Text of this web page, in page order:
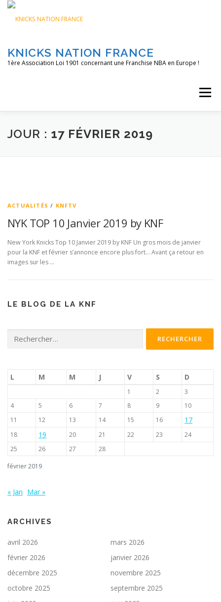
Aller
contenu
KNICKS NATION FRANCE
1ère Association Loi 1901 concernant une Franchise NBA en Europe !
Menu
ACCUEIL NOS ACTIONS BLOG
JOUR : 17 FÉVRIER 2019
ACTUALITÉS / KNFTV
NYK TOP 10 Janvier 2019 by KNF
New York Knicks Top 10 Janvier 2019 by KNF Un gros mois de janvier
pour la KNF et février s’annonce encore plus fort… Avant ça retour en
images sur les …
LE BLOG DE LA KNF
février 2019
L M M J V S D
1 2
3
4
5 6 7 8 9
10
11
12 13 14 15 16 17
18 19 20 21 22 23
24
25
26 27 28
« Jan Mar »
ARCHIVES
avril 2026
mars 2026
février 2026
janvier 2026
décembre 2025
novembre 2025
octobre 2025
septembre 2025